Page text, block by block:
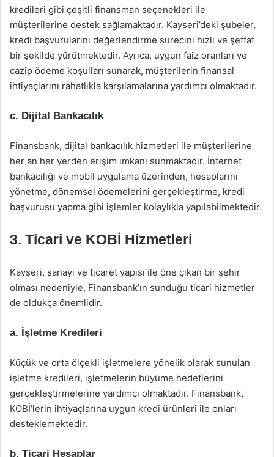
kredileri gibi çeşitli finansman seçenekleri ile
müşterilerine destek sağlamaktadır. Kayseri’deki şubeler,
kredi başvurularını değerlendirme sürecini hızlı ve şeffaf
bir şekilde yürütmektedir. Ayrıca, uygun faiz oranları ve
cazip ödeme koşulları sunarak, müşterilerin finansal
ihtiyaçlarını rahatlıkla karşılamalarına yardımcı olmaktadır.
c. Dijital Bankacılık
Finansbank, dijital bankacılık hizmetleri ile müşterilerine
her an her yerden erişim imkanı sunmaktadır. İnternet
bankacılığı ve mobil uygulama üzerinden, hesaplarını
yönetme, dönemsel ödemelerini gerçekleştirme, kredi
başvurusu yapma gibi işlemler kolaylıkla yapılabilmektedir.
3. Ticari ve KOBİ Hizmetleri
Kayseri, sanayi ve ticaret yapısı ile öne çıkan bir şehir
olması nedeniyle, Finansbank’ın sunduğu ticari hizmetler
de oldukça önemlidir.
a. İşletme Kredileri
Küçük ve orta ölçekli işletmelere yönelik olarak sunulan
işletme kredileri, işletmelerin büyüme hedeflerini
gerçekleştirmelerine yardımcı olmaktadır. Finansbank,
KOBİ’lerin ihtiyaçlarına uygun kredi ürünleri ile onları
desteklemektedir.
b. Ticari Hesaplar